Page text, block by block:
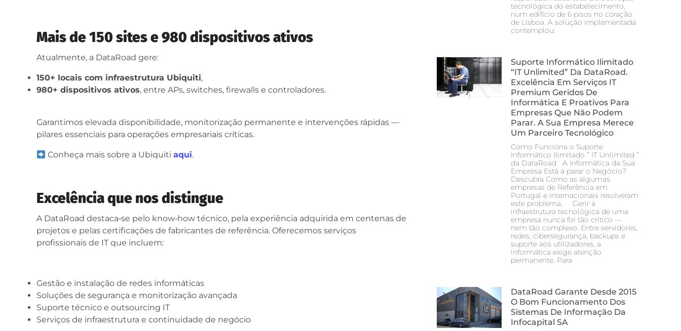
Mais de 150 sites e 980 dispositivos ativos
Atualmente, a DataRoad gere:
150+ locais com infraestrutura Ubiquiti,
980+ dispositivos ativos, entre APs, switches, firewalls e controladores.
Garantimos elevada disponibilidade, monitorização permanente e intervenções rápidas —
pilares essenciais para operações empresariais críticas.
Conheça mais sobre a Ubiquitiaqui.
Excelência que nos distingue
A DataRoad destaca‑se pelo know‑how técnico, pela experiência adquirida em centenas de
projetos e pelas certificações de fabricantes de referência. Oferecemos serviços
profissionais de IT que incluem:
Gestão e instalação de redes informáticas
Soluções de segurança e monitorização avançada
Suporte técnico e outsourcing IT
Serviços de infraestrutura e continuidade de negócio
tecnológica do estabelecimento,
num edifício de 6 pisos no coração
de Lisboa. A solução implementada
contemplou:
Suporte Informático Ilimitado
“IT Unlimited” Da DataRoad.
Excelência Em Serviços IT
Premium Geridos De
Informática E Proativos Para
Empresas Que Não Podem
Parar. A Sua Empresa Merece
Um Parceiro Tecnológico
Como Funciona o Suporte
Informático Ilimitado ” IT Unlimited ”
da DataRoad A Informática da Sua
Empresa Está a parar o Negócio?
Descubra Como as algumas
empresas de Referência em
Portugal e internacionais resolveram
este problema. Gerir a
infraestrutura tecnológica de uma
empresa nunca foi tão crítico —
nem tão complexo. Entre servidores,
redes, cibersegurança, backups e
suporte aos utilizadores, a
informática exige atenção
permanente. Para
DataRoad Garante Desde 2015
O Bom Funcionamento Dos
Sistemas De Informação Da
Infocapital SA